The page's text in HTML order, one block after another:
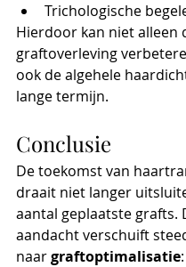
Trichologische
Hierdoor kan niet alleen
graftoverleving
ook de algehele
lange termijn.
Conclusie
De toekomst van
draait niet langer
aantal geplaatste grafts.
aandacht verschuift
naar graftoptimalisatie